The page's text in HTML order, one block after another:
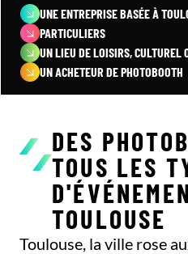
UNE ENTREPRISE BASÉE À
PARTICULIERS
UN LIEU DE LOISIRS, CULTUREL
UN ACHETEUR DE PHOTOBOOTH
DES
TOUS LES
TOULOUSE
Toulouse, la ville rose